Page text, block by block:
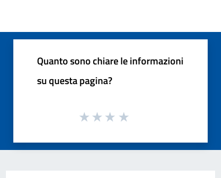
Quanto sono chiare le informazioni
su questa pagina?